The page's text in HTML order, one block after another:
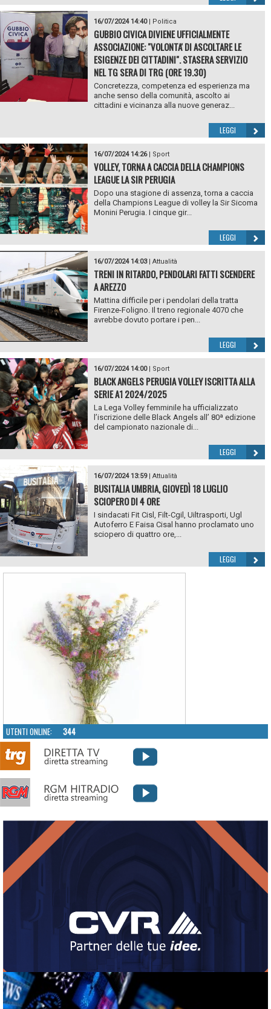
16/07/2024 14:40| Politica
GUBBIO CIVICA DIVIENE UFFICIALMENTE
ASSOCIAZIONE: "VOLONTA' DI ASCOLTARE LE
ESIGENZE DEI CITTADINI". STASERA SERVIZIO
NEL TG SERA DI TRG (ORE 19.30)
Concretezza, competenza ed esperienza ma
anche senso della comunità, ascolto ai
cittadini e vicinanza alla nuove generaz...
LEGGI
16/07/2024 14:26| Sport
VOLLEY, TORNA A CACCIA DELLA CHAMPIONS
LEAGUE LA SIR PERUGIA
Dopo una stagione di assenza, torna a caccia
della Champions League di volley la Sir Sicoma
Monini Perugia. I cinque gir...
LEGGI
16/07/2024 14:03| Attualità
TRENI IN RITARDO, PENDOLARI FATTI SCENDERE
A AREZZO
Mattina difficile per i pendolari della tratta
Firenze-Foligno. Il treno regionale 4070 che
avrebbe dovuto portare i pen...
LEGGI
16/07/2024 14:00| Sport
BLACK ANGELS PERUGIA VOLLEY ISCRITTA ALLA
SERIE A1 2024/2025
La Lega Volley femminile ha ufficializzato
l’iscrizione delle Black Angels all’ 80ª edizione
del campionato nazionale di...
LEGGI
16/07/2024 13:59| Attualità
BUSITALIA UMBRIA, GIOVEDÌ 18 LUGLIO
SCIOPERO DI 4 ORE
I sindacati Fit Cisl, Filt-Cgil, Uiltrasporti, Ugl
Autoferro E Faisa Cisal hanno proclamato uno
sciopero di quattro ore,...
LEGGI
UTENTI ONLINE: 344